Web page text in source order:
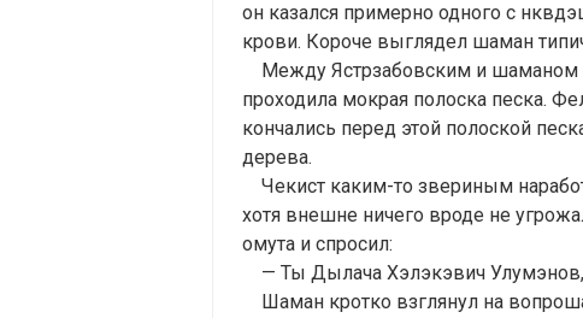
он казался примерно одного с
крови. Короче выглядел шаман
Между Ястрзабовским и шаманом
проходила мокрая полоска песка.
кончались перед этой полоской
дерева.
Чекист каким-то звериным
хотя внешне ничего вроде не
омута и спросил:
— Ты Дылача Хэлэкэвич Улумэнов,
Шаман кротко взглянул на